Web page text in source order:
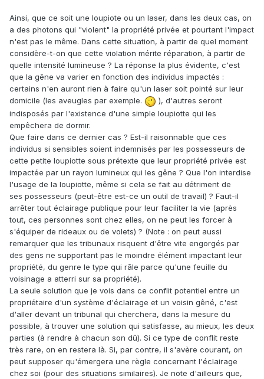
Ainsi, que ce soit une loupiote ou un laser, dans les deux cas, on
a des photons qui "violent" la propriété privée et pourtant l'impact
n'est pas le même. Dans cette situation, à partir de quel moment
considère-t-on que cette violation mérite réparation, à partir de
quelle intensité lumineuse ? La réponse la plus évidente, c'est
que la gêne va varier en fonction des individus impactés :
certains n'en auront rien à faire qu'un laser soit pointé sur leur
domicile (les aveugles par exemple.
), d'autres seront
indisposés par l'existence d'une simple loupiotte qui les
empêchera de dormir.
Que faire dans ce dernier cas ? Est-il raisonnable que ces
individus si sensibles soient indemnisés par les possesseurs de
cette petite loupiotte sous prétexte que leur propriété privée est
impactée par un rayon lumineux qui les gêne ? Que l'on interdise
l'usage de la loupiotte, même si cela se fait au détriment de
ses possesseurs (peut-être est-ce un outil de travail) ? Faut-il
arrêter tout éclairage publique pour leur faciliter la vie (après
tout, ces personnes sont chez elles, on ne peut les forcer à
s'équiper de rideaux ou de volets) ? (Note : on peut aussi
remarquer que les tribunaux risquent d'être vite engorgés par
des gens ne supportant pas le moindre élément impactant leur
propriété, du genre le type qui râle parce qu'une feuille du
voisinage a atterri sur sa propriété).
La seule solution que je vois dans ce conflit potentiel entre un
propriétaire d'un système d'éclairage et un voisin gêné, c'est
d'aller devant un tribunal qui cherchera, dans la mesure du
possible, à trouver une solution qui satisfasse, au mieux, les deux
parties (à rendre à chacun son dû). Si ce type de conflit reste
très rare, on en restera là. Si, par contre, il s'avère courant, on
peut supposer qu'émergera une règle concernant l'éclairage
chez soi (pour des situations similaires). Je note d'ailleurs que,